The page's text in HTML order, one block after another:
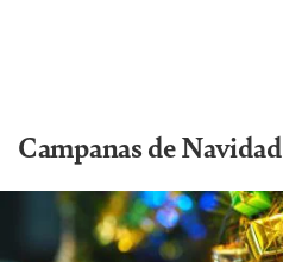
Campanas de Navidad